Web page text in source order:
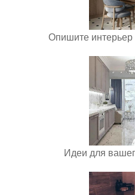
Опишите интерьер
Идеи для